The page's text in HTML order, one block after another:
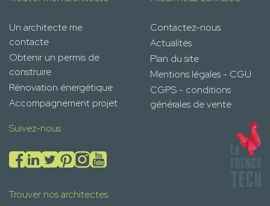
Un architecte me
contacte
Obtenir un permis de
construire
Rénovation énergétique
Accompagnement projet
Contactez-nous
Actualités
Plan du site
Mentions légales - CGU
CGPS - conditions
générales de vente
Suivez-nous
Trouver nos architectes